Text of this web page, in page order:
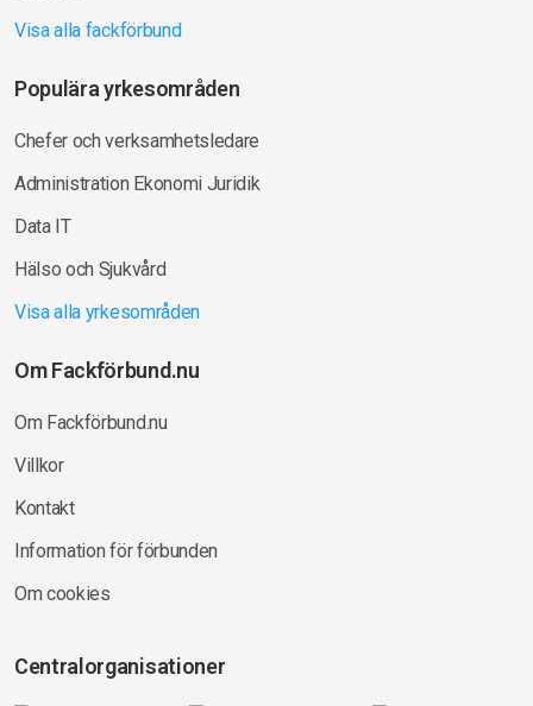
Visa alla fackförbund
Populära yrkesområden
Chefer och verksamhetsledare
Administration Ekonomi Juridik
Data IT
Hälso och Sjukvård
Visa alla yrkesområden
Om Fackförbund.nu
Om Fackförbund.nu
Villkor
Kontakt
Information för förbunden
Om cookies
Centralorganisationer